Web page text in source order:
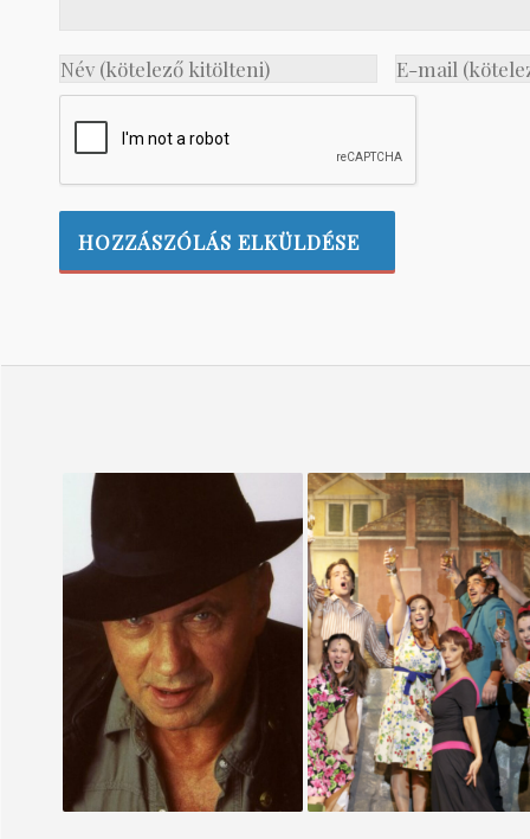
GYORSVONAT
ANCONAI
SZERELMESEK